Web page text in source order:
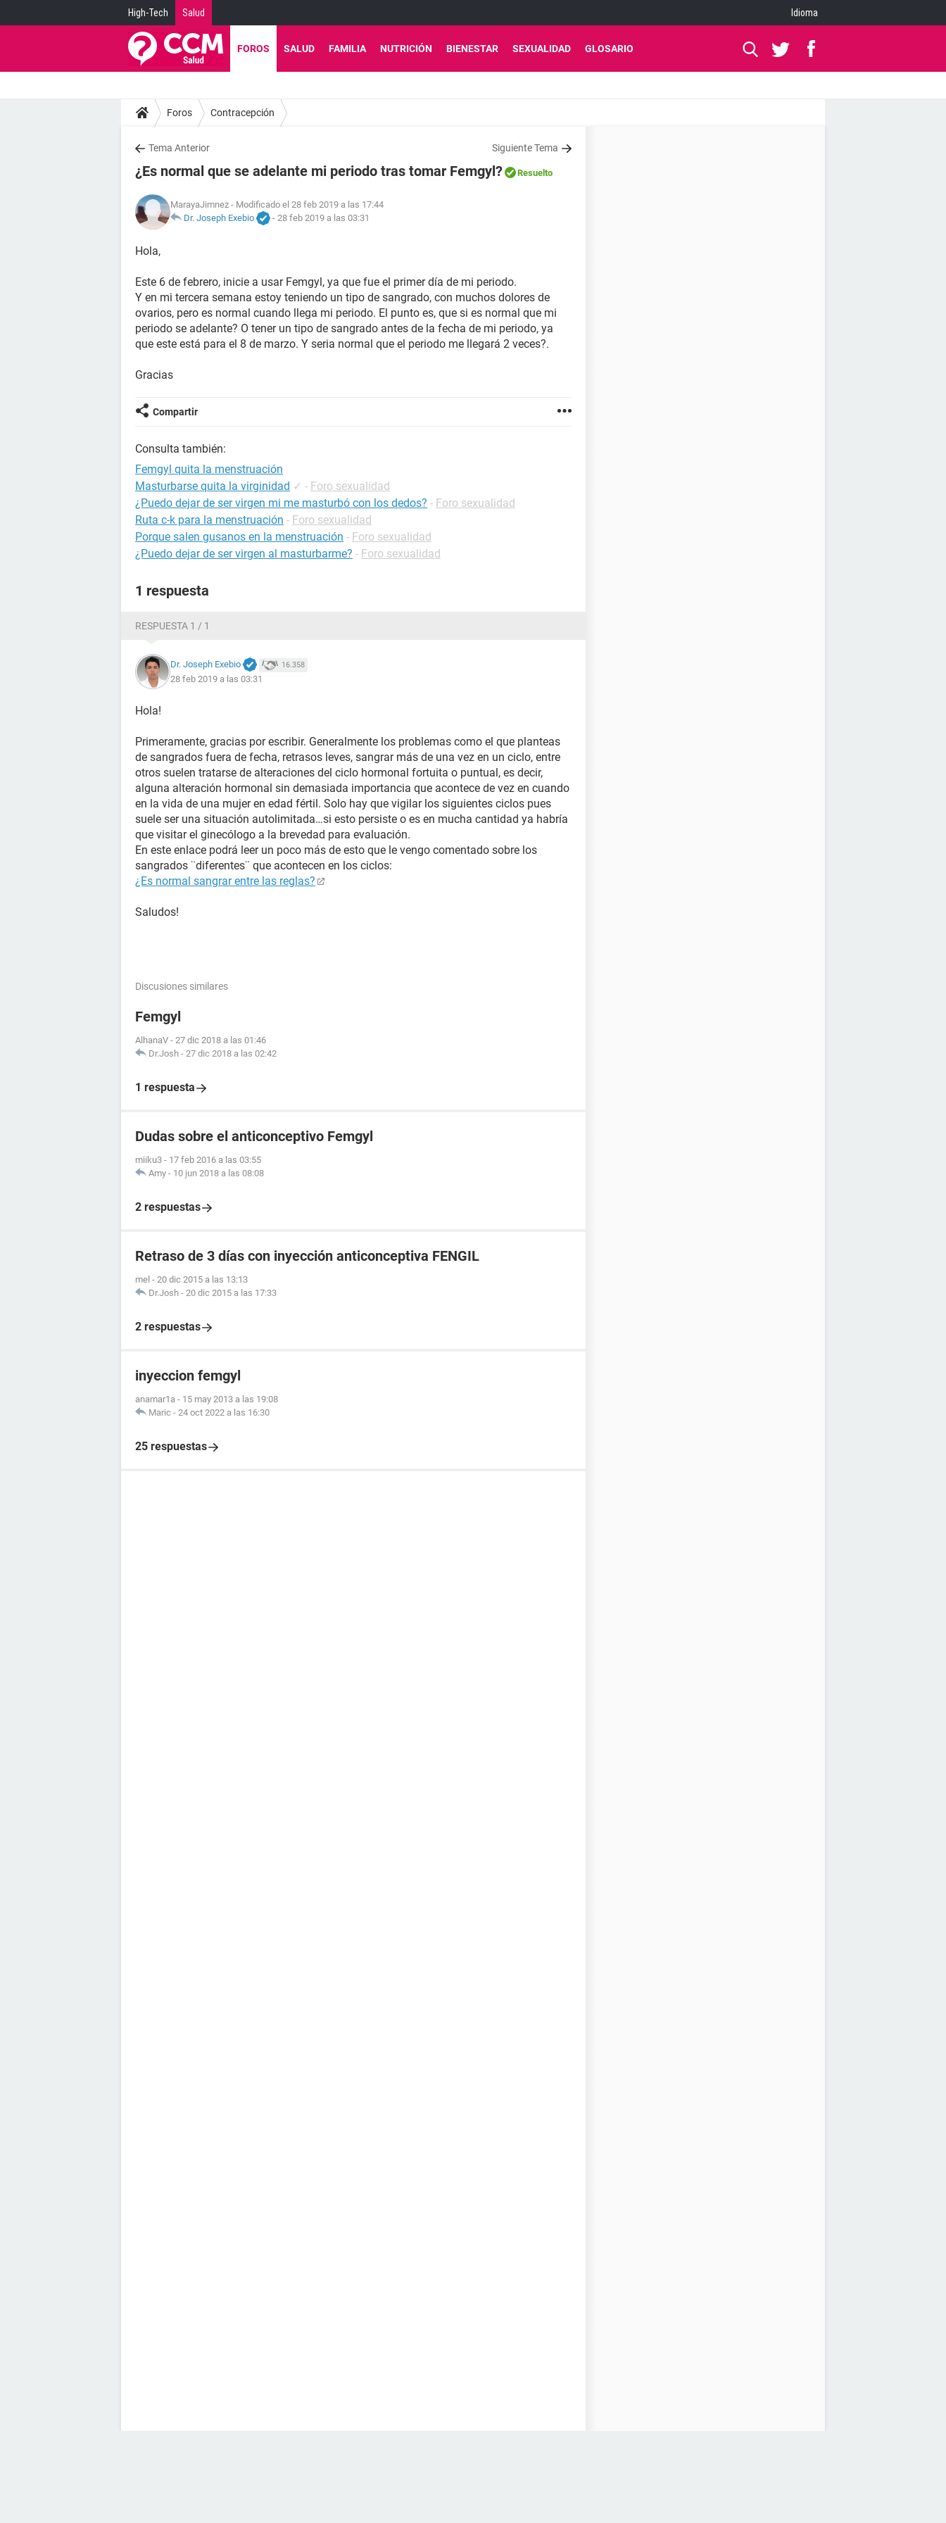
High-Tech Salud Idioma
FOROS SALUD FAMILIA NUTRICIÓN BIENESTAR SEXUALIDAD GLOSARIO
Foros Contracepción
Tema Anterior Siguiente Tema
¿Es normal que se adelante mi periodo tras tomar Femgyl? Resuelto
MarayaJimnez - Modificado el 28 feb 2019 a las 17:44
Dr. Joseph Exebio
- 28 feb 2019 a las 03:31
Hola,
Este 6 de febrero, inicie a usar Femgyl, ya que fue el primer día de mi periodo.
Y en mi tercera semana estoy teniendo un tipo de sangrado, con muchos dolores de
ovarios, pero es normal cuando llega mi periodo. El punto es, que si es normal que mi
periodo se adelante? O tener un tipo de sangrado antes de la fecha de mi periodo, ya
que este está para el 8 de marzo. Y seria normal que el periodo me llegará 2 veces?.
Gracias
Compartir
Consulta también:
Femgyl quita la menstruación
Masturbarse quita la virginidad ✓ - Foro sexualidad
¿Puedo dejar de ser virgen mi me masturbó con los dedos? - Foro sexualidad
Ruta c-k para la menstruación - Foro sexualidad
Porque salen gusanos en la menstruación - Foro sexualidad
¿Puedo dejar de ser virgen al masturbarme? - Foro sexualidad
1 respuesta
RESPUESTA 1 / 1
Dr. Joseph Exebio 16.358
28 feb 2019 a las 03:31
Hola!
Primeramente, gracias por escribir. Generalmente los problemas como el que planteas
de sangrados fuera de fecha, retrasos leves, sangrar más de una vez en un ciclo, entre
otros suelen tratarse de alteraciones del ciclo hormonal fortuita o puntual, es decir,
alguna alteración hormonal sin demasiada importancia que acontece de vez en cuando
en la vida de una mujer en edad fértil. Solo hay que vigilar los siguientes ciclos pues
suele ser una situación autolimitada…si esto persiste o es en mucha cantidad ya habría
que visitar el ginecólogo a la brevedad para evaluación.
En este enlace podrá leer un poco más de esto que le vengo comentado sobre los
sangrados ¨diferentes¨ que acontecen en los ciclos:
¿Es normal sangrar entre las reglas?
Saludos!
Discusiones similares
Femgyl
AlhanaV - 27 dic 2018 a las 01:46
Dr.Josh - 27 dic 2018 a las 02:42
1 respuesta
Dudas sobre el anticonceptivo Femgyl
miiku3 - 17 feb 2016 a las 03:55
Amy - 10 jun 2018 a las 08:08
2 respuestas
Retraso de 3 días con inyección anticonceptiva FENGIL
mel - 20 dic 2015 a las 13:13
Dr.Josh - 20 dic 2015 a las 17:33
2 respuestas
inyeccion femgyl
anamar1a - 15 may 2013 a las 19:08
Maric - 24 oct 2022 a las 16:30
25 respuestas